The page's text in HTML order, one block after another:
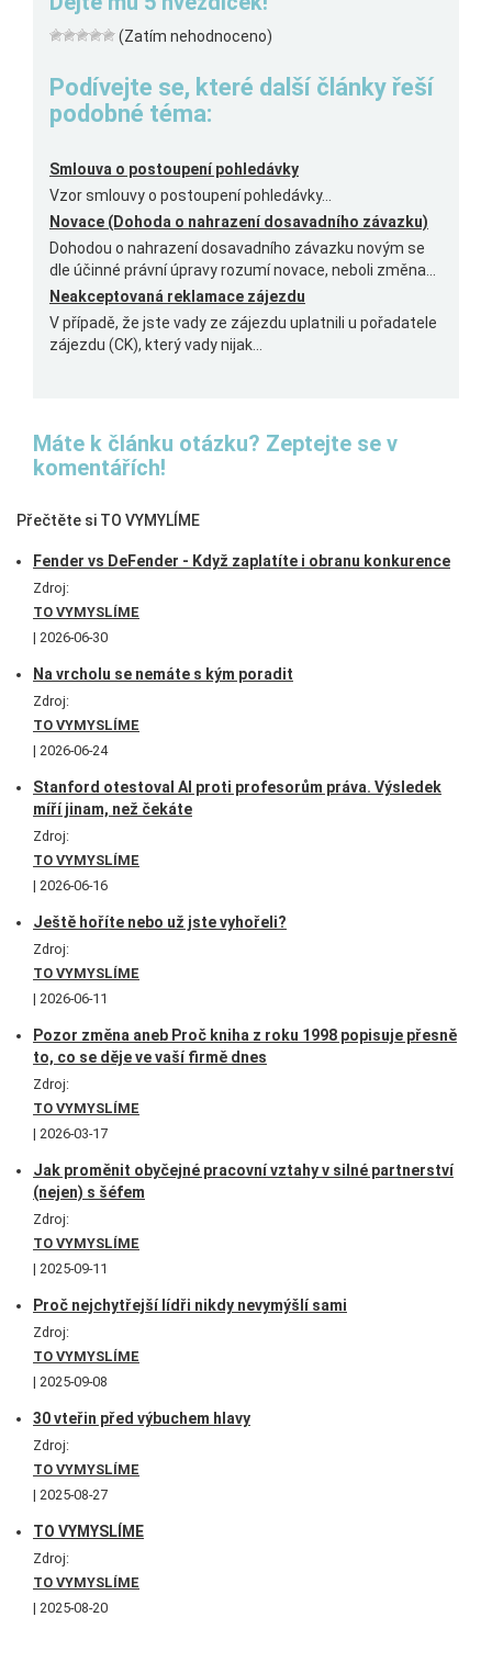
(Zatím nehodnoceno)
Podívejte se, které další články řeší
podobné téma:
Smlouva o postoupení pohledávky
Vzor smlouvy o postoupení pohledávky...
Novace (Dohoda o nahrazení dosavadního závazku)
Dohodou o nahrazení dosavadního závazku novým se
dle účinné právní úpravy rozumí novace, neboli změna...
Neakceptovaná reklamace zájezdu
V případě, že jste vady ze zájezdu uplatnili u pořadatele
zájezdu (CK), který vady nijak...
Máte k článku otázku? Zeptejte se v
komentářích!
Přečtěte si TO VYMYLÍME
Fender vs DeFender - Když zaplatíte i obranu konkurence
Zdroj:
TO VYMYSLÍME
2026-06-30
Na vrcholu se nemáte s kým poradit
Zdroj:
TO VYMYSLÍME
2026-06-24
Stanford otestoval AI proti profesorům práva. Výsledek
míří jinam, než čekáte
Zdroj:
TO VYMYSLÍME
2026-06-16
Ještě hoříte nebo už jste vyhořeli?
Zdroj:
TO VYMYSLÍME
2026-06-11
Pozor změna aneb Proč kniha z roku 1998 popisuje přesně
to, co se děje ve vaší firmě dnes
Zdroj:
TO VYMYSLÍME
2026-03-17
Jak proměnit obyčejné pracovní vztahy v silné partnerství
(nejen) s šéfem
Zdroj:
TO VYMYSLÍME
2025-09-11
Proč nejchytřejší lídři nikdy nevymýšlí sami
Zdroj:
TO VYMYSLÍME
2025-09-08
30 vteřin před výbuchem hlavy
Zdroj:
TO VYMYSLÍME
2025-08-27
TO VYMYSLÍME
Zdroj:
TO VYMYSLÍME
2025-08-20